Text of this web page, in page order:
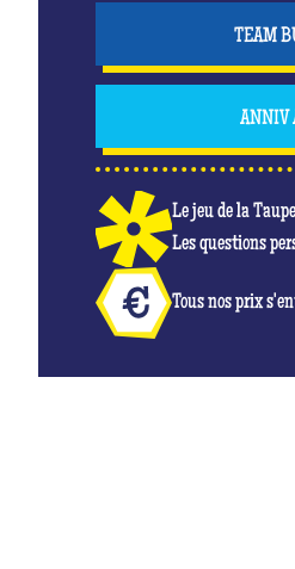
TEAM
ANNIV
Le jeu de la
Les questions
Tous nos prix